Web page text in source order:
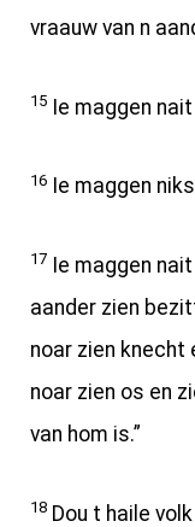
vraauw van n
15 Ie maggen
16 Ie maggen
17
Ie maggen
aander zien
noar zien knecht
noar zien os en
van hom is.”
18 Dou t haile